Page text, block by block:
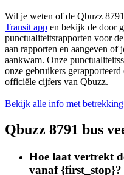
Wil je weten of de Qbuzz
Transit app en bekijk de door
punctualiteitsrapporten voor
aan rapporten en aangeven
aankwam. Onze
onze gebruikers
officiële cijfers van Qbuzz.
Bekijk alle info met
Qbuzz 8791 bus
Hoe laat vertrekt
vanaf {first_stop}?